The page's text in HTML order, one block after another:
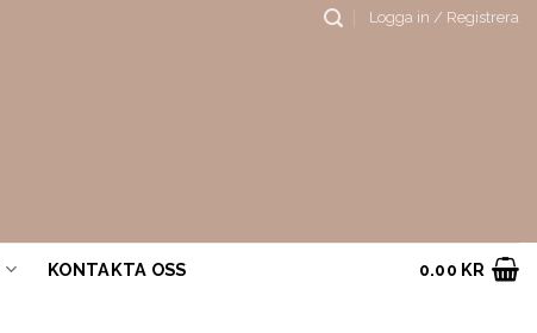
Logga in / Registrera
KONTAKTA OSS 0.00 KR